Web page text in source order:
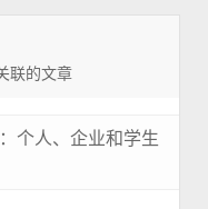
联的文章
个人、企业和学生